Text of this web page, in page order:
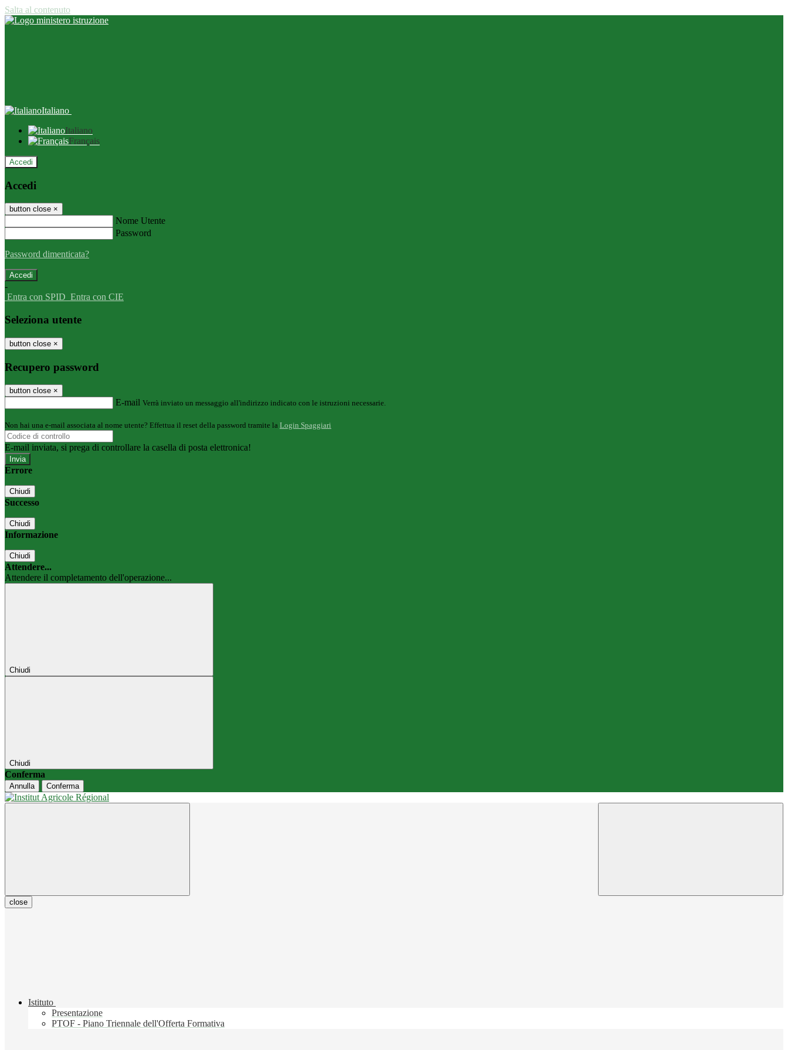
Salta al contenuto
Italiano
Italiano
Français
Accedi
Accedi
button close ×
Nome Utente
Password
Password dimenticata?
-
Entra con SPID Entra con CIE
Seleziona utente
button close ×
Recupero password
button close ×
E-mail Verrà inviato un messaggio all'indirizzo indicato con le istruzioni necessarie.
Non hai una e-mail associata al nome utente? Effettua il reset della password tramite la Login Spaggiari
E-mail inviata, si prega di controllare la casella di posta elettronica!
Errore
Chiudi
Successo
Chiudi
Informazione
Chiudi
Attendere...
Attendere il completamento dell'operazione...
Chiudi
Chiudi
Conferma
Annulla Conferma
close
Istituto
Presentazione
PTOF - Piano Triennale dell'Offerta Formativa